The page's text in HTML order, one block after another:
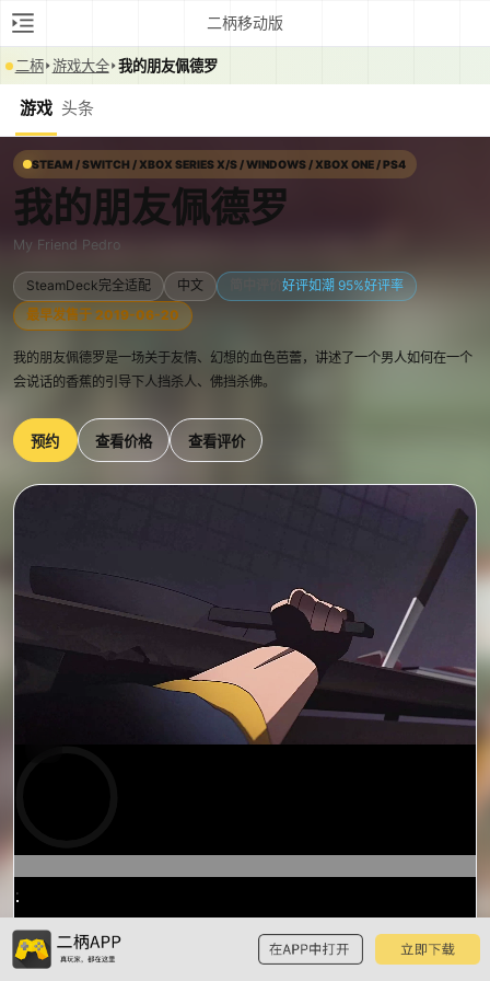
二柄移动版
二柄 游戏大全 我的朋友佩德罗
游戏 头条
STEAM / SWITCH / XBOX SERIES X/S / WINDOWS / XBOX ONE / PS4
我的朋友佩德罗
My Friend Pedro
SteamDeck完全适配 中文
好评如潮 95%好评率
最早发售于 2019-06-20
我的朋友佩德罗是一场关于友情、幻想的血色芭蕾，讲述了一个男人如何在一个
会说话的香蕉的引导下人挡杀人、佛挡杀佛。
预约 查看价格 查看评价
0:14
/
预